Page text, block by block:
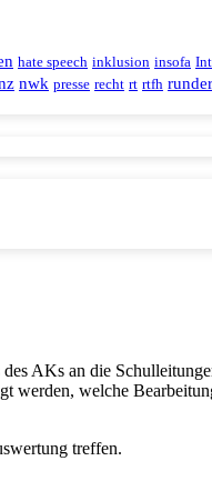
hate speech inklusion insofa
nwk presse recht rt rtfh
des AKs an die
werden, welche
treffen.